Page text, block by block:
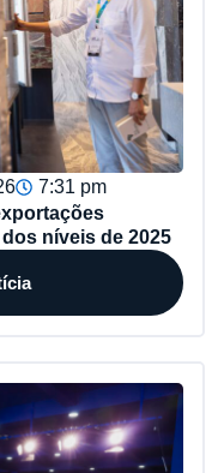
7:31 pm
níveis de 2025